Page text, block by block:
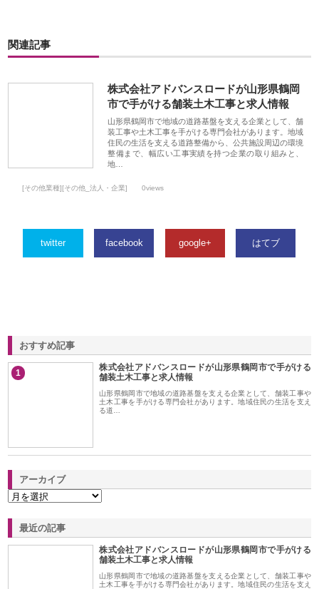
関連記事
株式会社アドバンスロードが山形県鶴岡
市で手がける舗装土木工事と求人情報
山形県鶴岡市で地域の道路基盤を支える企業として、舗
装工事や土木工事を手がける専門会社があります。地域
住民の生活を支える道路整備から、公共施設周辺の環境
整備まで、幅広い工事実績を持つ企業の取り組みと、
地…
[その他業種][その他_法人・企業] 0views
twitter facebook google+ はてブ
おすすめ記事
1
株式会社アドバンスロードが山形県鶴岡市で手がける
舗装土木工事と求人情報
山形県鶴岡市で地域の道路基盤を支える企業として、舗装工事や
土木工事を手がける専門会社があります。地域住民の生活を支え
る道…
アーカイブ
最近の記事
株式会社アドバンスロードが山形県鶴岡市で手がける
舗装土木工事と求人情報
山形県鶴岡市で地域の道路基盤を支える企業として、舗装工事や
土木工事を手がける専門会社があります。地域住民の生活を支え